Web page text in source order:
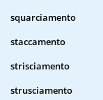
squarciamento
staccamento
strisciamento
strusciamento